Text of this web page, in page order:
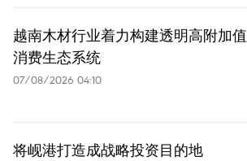
越南木材行业着力构建透明高附加值
消费生态系统
07/08/2026 04:10
将岘港打造成战略投资目的地